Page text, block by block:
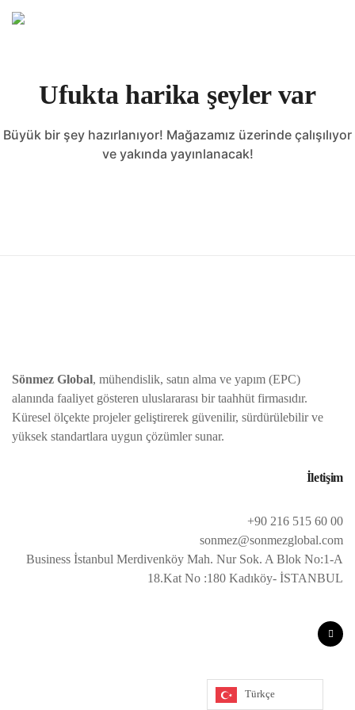
Ufukta harika şeyler var
Büyük bir şey hazırlanıyor! Mağazamız üzerinde çalışılıyor
ve yakında yayınlanacak!
Sönmez Global, mühendislik, satın alma ve yapım (EPC)
alanında faaliyet gösteren uluslararası bir taahhüt firmasıdır.
Küresel ölçekte projeler geliştirerek güvenilir, sürdürülebilir ve
yüksek standartlara uygun çözümler sunar.
İletişim
+90 216 515 60 00
sonmez@sonmezglobal.com
Business İstanbul Merdivenköy Mah. Nur Sok. A Blok No:1-A
18.Kat No :180 Kadıköy- İSTANBUL
Türkçe